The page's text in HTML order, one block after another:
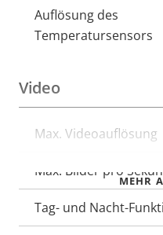
MEHR
Auflösung des
Temperatursensors
Video
Max. Videoauflösung
Max. Bilder pro
Tag- und Nacht-